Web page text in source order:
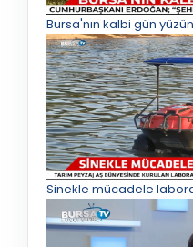
Bursa'nın kalbi gün
Sinekle mücadele